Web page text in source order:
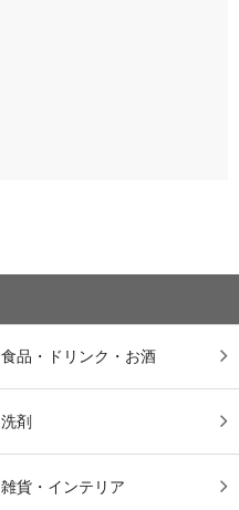
食品・ドリンク・お酒
洗剤
雑貨・インテリア